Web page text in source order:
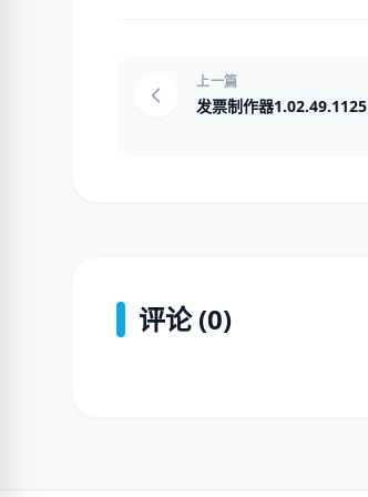
上一篇
发票制作器1.02.49.1125
评论 (0)